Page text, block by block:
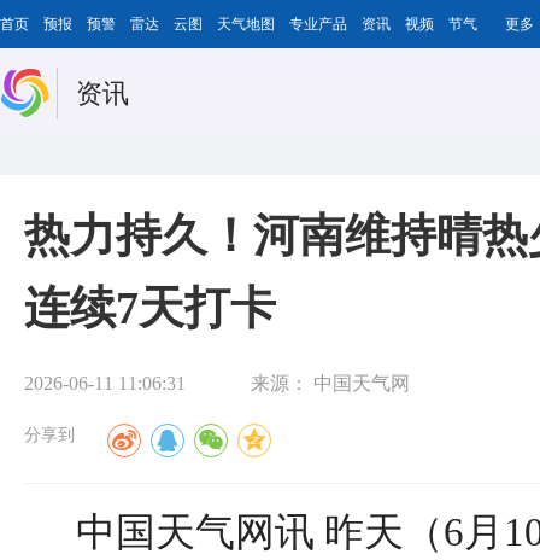
首页 预报 预警 雷达 云图 天气地图 专业产品 资讯 视频 节气 更多
资讯
热力持久！河南维持晴
连续7天打卡
2026-06-11 11:06:31 来源： 中国天气网
分享到
中国天气网讯 昨天（6月